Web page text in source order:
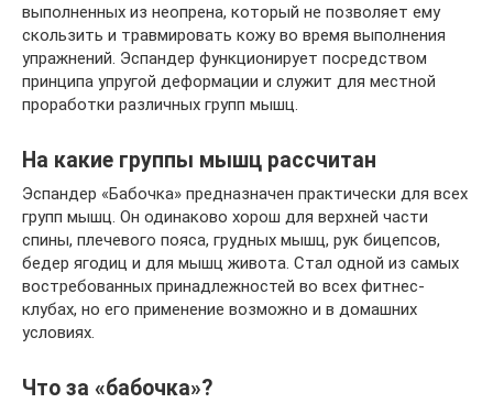
выполненных из неопрена, который не позволяет ему
скользить и травмировать кожу во время выполнения
упражнений. Эспандер функционирует посредством
принципа упругой деформации и служит для местной
проработки различных групп мышц.
На какие группы мышц рассчитан
Эспандер «Бабочка» предназначен практически для всех
групп мышц. Он одинаково хорош для верхней части
спины, плечевого пояса, грудных мышц, рук бицепсов,
бедер ягодиц и для мышц живота. Стал одной из самых
востребованных принадлежностей во всех фитнес-
клубах, но его применение возможно и в домашних
условиях.
Что за «бабочка»?